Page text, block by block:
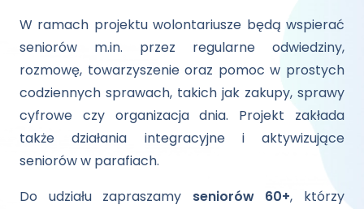
W ramach projektu wolontariusze będą wspierać
seniorów m.in. przez regularne odwiedziny,
rozmowę, towarzyszenie oraz pomoc w prostych
codziennych sprawach, takich jak zakupy, sprawy
cyfrowe czy organizacja dnia. Projekt zakłada
także działania integracyjne i aktywizujące
seniorów w parafiach.
Do udziału zapraszamy seniorów 60+, którzy